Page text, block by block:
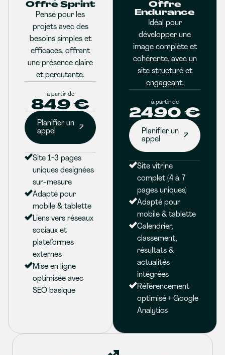
Offre Sprint
Pensé pour les
projets avec des
besoins simples et
efficaces, offrant
une présence claire
et percutante.
à partir de
849 €
Planifier un
appel
Site 1-3 pages
uniques designées
sur-mesure
Adapté pour
mobile & tablette
Liens vers réseaux
sociaux et
plateformes
externes
Mise en ligne
optimisée avec
SEO basique
Offre
Endurance
Idéal pour
développer une
image complète et
cohérente, avec un
site structuré et
engageant.
à partir de
2490 €
Planifier un
appel
Site vitrine
complet (4 à 7
pages uniques)
Adapté pour
mobile & tablette
Calendrier,
classement,
résultats &
actualités
intégrées
Référencement
optimisé + Google
Analytics